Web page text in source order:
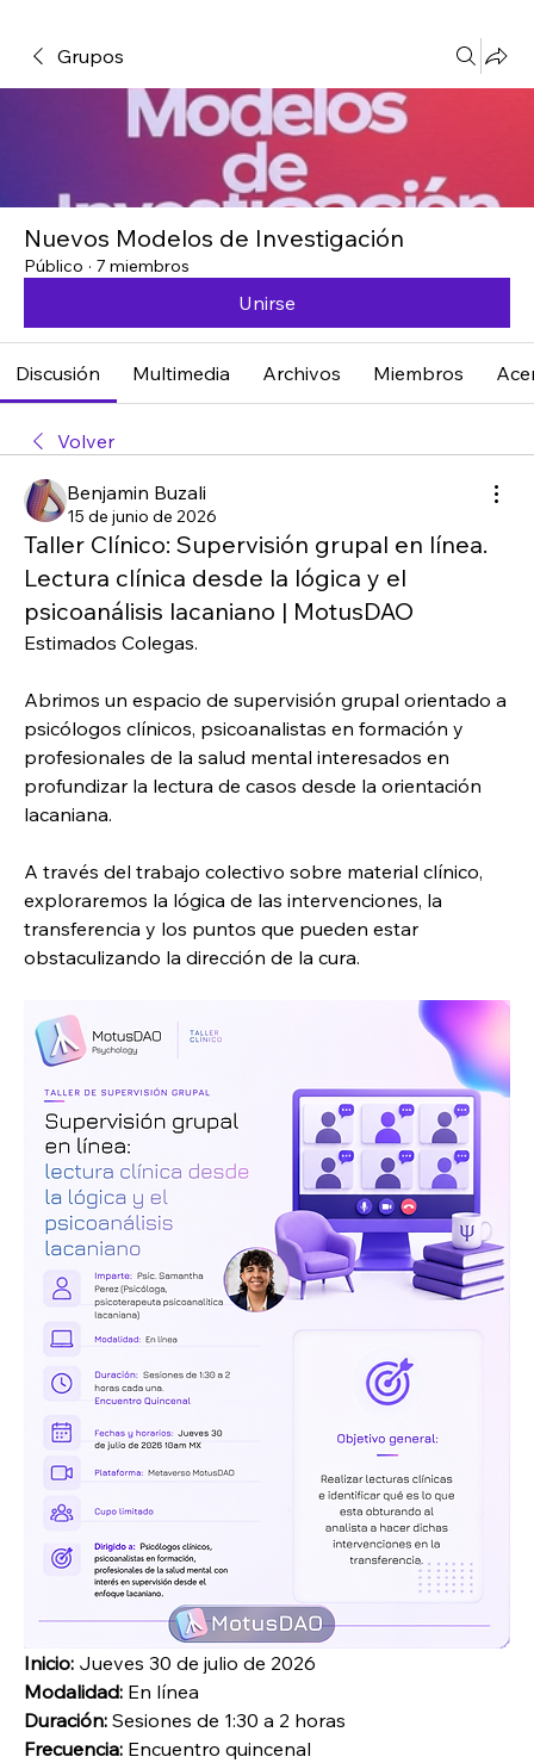
Grupos
Nuevos Modelos de Investigación
Público · 7 miembros
Unirse
Discusión Multimedia Archivos Miembros
Volver
Benjamin Buzali
15 de junio de 2026
Taller Clínico: Supervisión grupal en línea.
Lectura clínica desde la lógica y el
psicoanálisis lacaniano | MotusDAO
Estimados Colegas.
Abrimos un espacio de supervisión grupal orientado a
psicólogos clínicos, psicoanalistas en formación y
profesionales de la salud mental interesados en
profundizar la lectura de casos desde la orientación
lacaniana.
A través del trabajo colectivo sobre material clínico,
exploraremos la lógica de las intervenciones, la
transferencia y los puntos que pueden estar
obstaculizando la dirección de la cura.
Inicio: Jueves 30 de julio de 2026
Modalidad: En línea
Duración: Sesiones de 1:30 a 2 horas
Frecuencia: Encuentro quincenal